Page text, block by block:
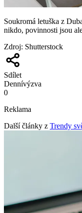
Soukromá letuška z
nikdo, povinnosti jsou
Zdroj: Shutterstock
Sdílet
Dennívýzva
0
Reklama
Další články z Trendy